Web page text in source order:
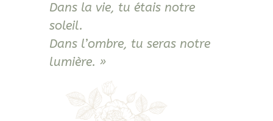
Dans la vie, tu étais notre
soleil.
Dans l’ombre, tu seras notre
lumière. »